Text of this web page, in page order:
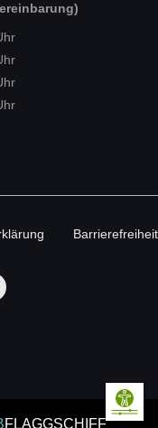
Barrierefreiheit
FLAGGSCHIFF